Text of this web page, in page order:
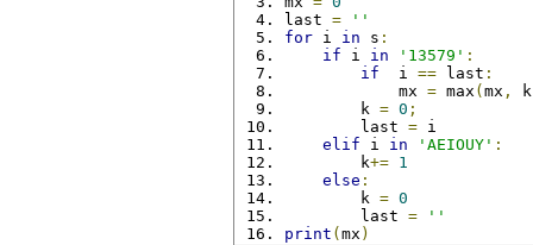
last =
''
for i in s :
if i in '13579' :
if
  i
== last :
            mx
= max ( mx , k
        k
= 0 ;
        last
= i
elif i in 'AEIOUY' :
        k
+= 1
else :
        k
= 0
        last
=
''
print ( mx )